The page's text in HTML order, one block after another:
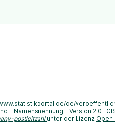
de/
– Namensnennung – Version 2.0
postleitzahlunter der Lizenz Open